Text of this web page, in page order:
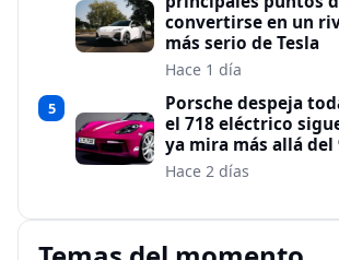
convertirse en un
más serio de Tesla
Hace 1 día
5
Porsche despeja
el 718 eléctrico
ya mira más allá del
Hace 2 días